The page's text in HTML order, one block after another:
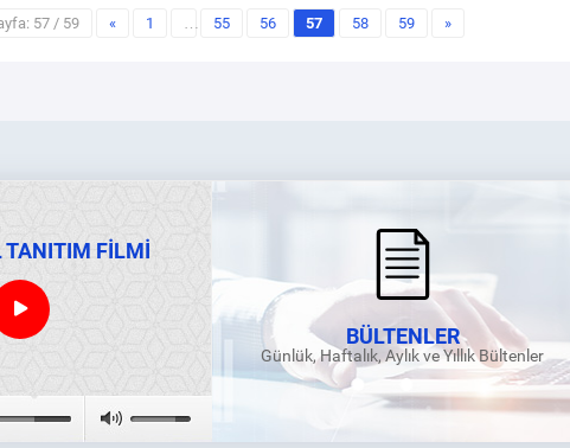
57 / 59 « 1 … 55 56 57 58 59 »
TANITIM FİLMİ
BÜLTENLER
Günlük, Haftalık, Aylık ve Yıllık Bültenler